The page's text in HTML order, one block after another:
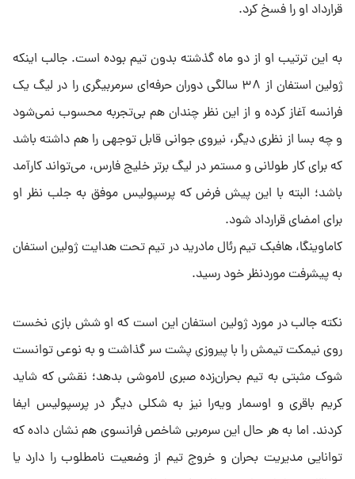
قرارداد او را فسخ کرد.
به این ترتیب او از دو ماه گذشته بدون تیم بوده است. جالب اینکه
ژولین استفان از ۳۸ سالگی دوران حرفه‌ای سرمربیگری را در لیگ یک
فرانسه آغاز کرده و از این نظر چندان هم بی‌تجربه محسوب نمی‌شود
و چه بسا از نظری دیگر، نیروی جوانی قابل توجهی را هم داشته باشد
که برای کار طولانی و مستمر در لیگ برتر خلیج فارس، می‌تواند کارآمد
باشد؛ البته با این پیش فرض که پرسپولیس موفق به جلب نظر او
برای امضای قرارداد شود.
کاماوینگا، هافبک تیم رئال مادرید در تیم تحت هدایت ژولین استفان
به پیشرفت موردنظر خود رسید.
نکته جالب در مورد ژولین استفان این است که او شش بازی نخست
روی نیمکت تیمش را با پیروزی پشت سر گذاشت و به نوعی توانست
شوک مثبتی به تیم بحران‌زده صبری لاموشی بدهد؛ نقشی که شاید
کریم باقری و اوسمار ویه‌را نیز به شکلی دیگر در پرسپولیس ایفا
کردند. اما به هر حال این سرمربی شاخص فرانسوی هم نشان داده که
توانایی مدیریت بحران و خروج تیم از وضعیت نامطلوب را دارد یا